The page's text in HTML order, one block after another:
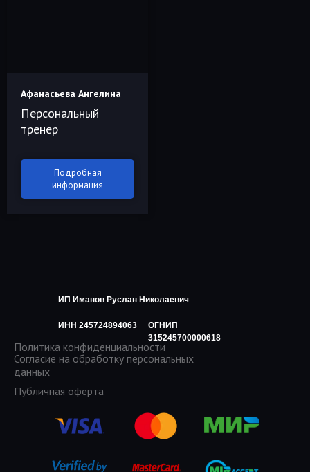
Афанасьева Ангелина
Персональный
тренер
Подробная
информация
ИП Иманов Руслан Николаевич
ИНН 245724894063
ОГНИП
315245700000618
Политика конфиденциальности
Публичная оферта
Согласие на обработку персональных
данных